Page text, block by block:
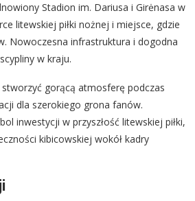
Stadion im. Dariusa i Girėnasa w
litewskiej piłki nożnej i miejsce, gdzie
Nowoczesna infrastruktura i dogodna
w kraju.
gorącą atmosferę podczas
dla szerokiego grona fanów.
inwestycji w przyszłość litewskiej piłki,
kibicowskiej wokół kadry